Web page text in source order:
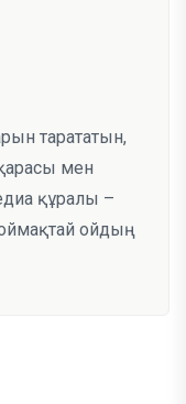
тарататын,
мен
құралы –
ойдың